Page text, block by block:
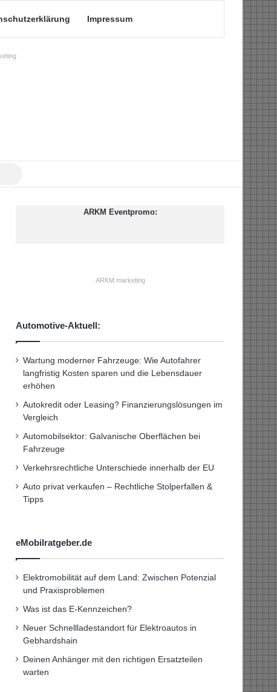
Impressum
ARKM Eventpromo:
ARKM.marketing
Automotive-Aktuell:
Wartung moderner Fahrzeuge: Wie Autofahrer
langfristig Kosten sparen und die Lebensdauer
erhöhen
Autokredit oder Leasing? Finanzierungslösungen im
Vergleich
Automobilsektor: Galvanische Oberflächen bei
Fahrzeuge
Verkehrsrechtliche Unterschiede innerhalb der EU
Auto privat verkaufen – Rechtliche Stolperfallen &
Tipps
eMobilratgeber.de
Elektromobilität auf dem Land: Zwischen Potenzial
und Praxisproblemen
Was ist das E-Kennzeichen?
Neuer Schnellladestandort für Elektroautos in
Gebhardshain
Deinen Anhänger mit den richtigen Ersatzteilen
warten